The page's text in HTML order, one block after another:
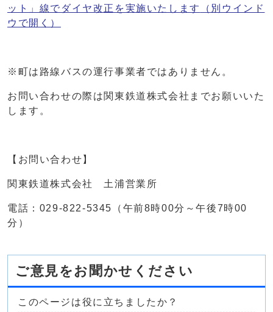
ット」線でダイヤ改正を実施いたします
（別ウインド
ウで開く）
※町は路線バスの運行事業者ではありません。
お問い合わせの際は関東鉄道株式会社までお願いいた
します。
【お問い合わせ】
関東鉄道株式会社 土浦営業所
電話：029-822-5345（午前8時00分～午後7時00
分）
ご意見をお聞かせください
このページは役に立ちましたか？